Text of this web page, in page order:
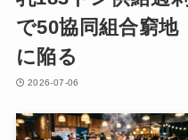
で50協同組合窮地
に陥る
2026-07-06